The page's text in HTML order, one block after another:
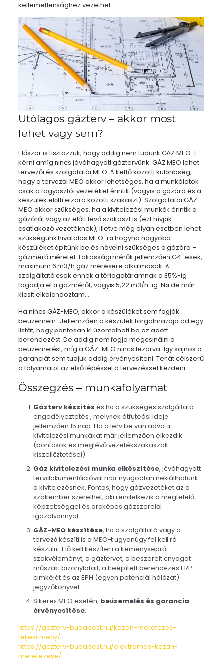
kellemetlensághez vezethet.
Utólagos gázterv – akkor most
lehet vagy sem?
Először is tisztázzuk, hogy addig nem tudunk GÁZ MEO-t
kérni amíg nincs jóváhagyott gáztervünk. GÁZ MEO lehet
tervezői és szolgátatói MEO. A kettő közötti különbség,
hogy a tervezői MEO akkor lehetséges, ha a munkálatok
csak a fogyasztói vezetéket érintik (vagyis a gázóra és a
készülék előtti elzáró közötti szakaszt). Szolgáltatói GÁZ-
MEO akkor szükséges, ha a kivitelezési munkák érintik a
gázórát vagy az előtt lévő szakaszt is (ezt hívják
csatlakozó vezetéknek), illetve még olyan esetben lehet
szükségünk hivatalos MEO-ra hogyha nagyobb
készüléket építünk be és növelni szükséges a gázóra –
gázmérő méretét. Lakossági mérők jellemzően G4-esek,
maximum 6 m3/h gáz mérésére alkalmasak. A
szolgáltató csak ennek a térfogatáramnak a 85%-ig
fogadja el a gázmérőt, vagyis 5,22 m3/h-ig. Na de már
kicsit elkalandoztam….
Ha nincs GÁZ-MEO, akkor a készüléket sem fogják
beüzemelni. Jellemzően a készülék forgalmazója ad egy
listát, hogy pontosan ki üzemelheti be az adott
berendezést. De addig nem fogja megcsinálni a
beüzemelést, míg a GÁZ-MEO nincs lezárva. Így sajnos a
garanciát sem tudjuk addig érvényesíteni. Tehát célszerű
a folyamatot az első lépéssel a tervezéssel kezdeni.
Összegzés – munkafolyamat
Gázterv készítés és ha a szükséges szolgáltató
engedélyeztetés , melynek átfuteási ideje
jellemzően 15 nap. Ha a terv be van adva a
kivitelezési munkákat már jellemzően elkezdik
(bontások és meglévő vezetékszakaszok
kiszellőztetései)
Gáz kivitelezési munka elkészítése, jóváhagyott
tervdokumentációval már nyugodtan nekiállhatunk
a kivitelezésnek. Fontos, hogy gázvezetéket az a
szakember szerelhet, aki rendelkezik a megfelelő
képzettséggel és arcképes gázszerelői
igazolvánnyal.
GÁZ-MEO készítése, ha a szolgáltató vagy a
tervező készíti is a MEO-t ugyanúgy fel kell rá
készülni. Elő kell készíteni a kéményseprői
szakvéleményt, a gáztervet, a beszerelt anyagot
műszaki bizonylatait, a beépített berendezés ERP
cimkéjét és az EPH (egyen potenciál hálózat)
jegyzőkönyvet.
Sikeres MEO esetén, beüzemelés és garancia
érvényesítése.
https://gazterv-budapest.hu/kazan-meretezes-
teljesitmeny/
https://gazterv-budapest.hu/elektromos-kazan-
meretezese/